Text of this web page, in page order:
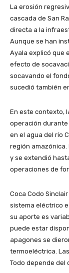
La erosión
cascada de San
directa a la
Aunque se han
Ayala explicó que
efecto de
socavando el
sucedió también
En este contexto,
operación durante
en el agua del río
región amazónica.
y se extendió
operaciones de
Coca Codo
sistema eléctrico
su aporte es
puede estar
apagones se
termoeléctrica.
Todo depende del